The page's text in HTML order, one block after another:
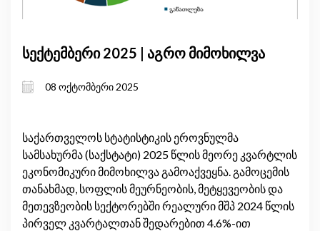
სექტემბერი 2025 | აგრო მიმოხილვა
08 ოქტომბერი 2025
საქართველოს სტატისტიკის ეროვნულმა
სამსახურმა (საქსტატი) 2025 წლის მეორე კვარტლის
ეკონომიკური მიმოხილვა გამოაქვეყნა. გამოცემის
თანახმად, სოფლის მეურნეობის, მეტყევეობის და
მეთევზეობის სექტორებში რეალური მშპ 2024 წლის
პირველ კვარტალთან შედარებით 4.6%-ით